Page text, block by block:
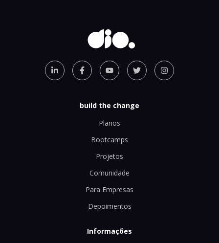
build the change
Planos
Bootcamps
Projetos
Comunidade
Para Empresas
Depoimentos
Informações